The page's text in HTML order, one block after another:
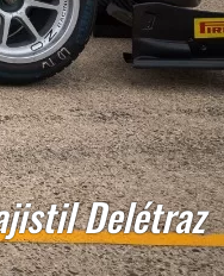
Delétraz